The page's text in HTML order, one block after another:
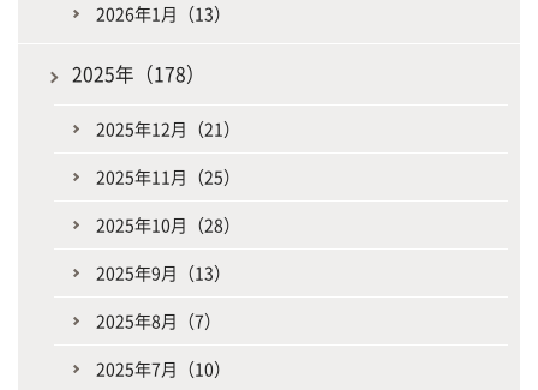
2026年1月（13）
2025年（178）
2025年12月（21）
2025年11月（25）
2025年10月（28）
2025年9月（13）
2025年8月（7）
2025年7月（10）